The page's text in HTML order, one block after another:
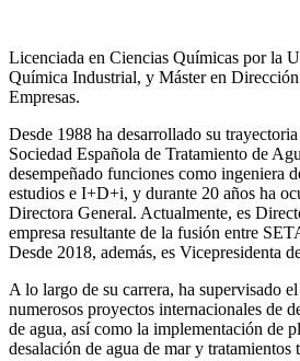
Licenciada en Ciencias Químicas por la
Química Industrial, y Máster en
Empresas.
Desde 1988 ha desarrollado su
Sociedad Española de Tratamiento de
desempeñado funciones como ingeniera
estudios e I+D+i, y durante 20 años ha
Directora General. Actualmente, es
empresa resultante de la fusión entre
Desde 2018, además, es Vicepresidenta
A lo largo de su carrera, ha supervisado
numerosos proyectos internacionales de
de agua, así como la implementación de
desalación de agua de mar y tratamientos